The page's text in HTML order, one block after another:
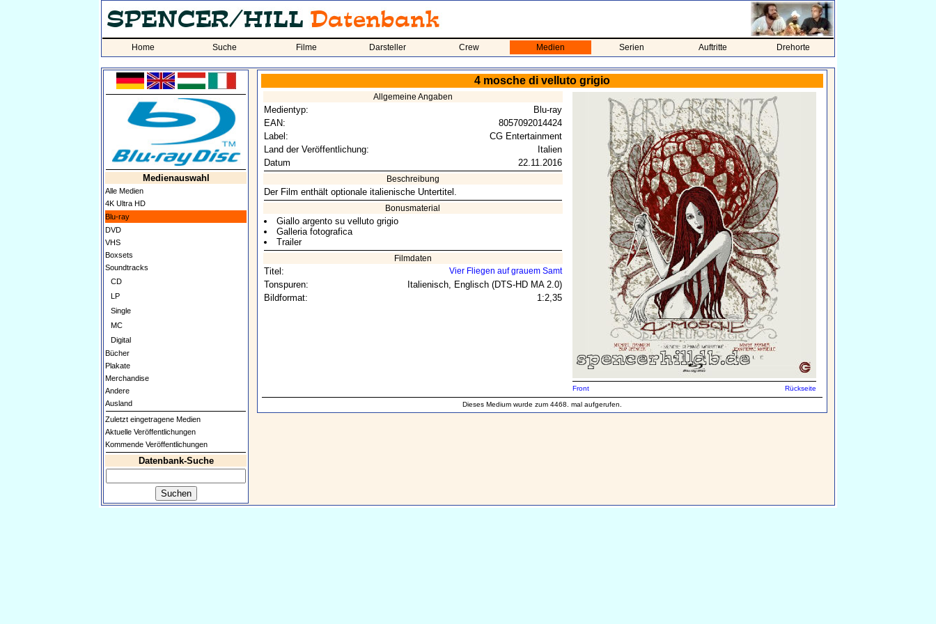
Home Suche Filme Darsteller Crew Medien Serien Auftritte Drehorte
Medienauswahl
Alle Medien
4K Ultra HD
Blu-ray
DVD
VHS
Boxsets
Soundtracks
CD
LP
Single
MC
Digital
Bücher
Plakate
Merchandise
Andere
Ausland
Zuletzt eingetragene Medien
Aktuelle Veröffentlichungen
Kommende Veröffentlichungen
Datenbank-Suche
4 mosche di velluto grigio
Allgemeine Angaben
Medientyp:
Blu-ray
EAN:
8057092014424
Label:
CG Entertainment
Land der Veröffentlichung:
Italien
Datum
22.11.2016
Beschreibung
Der Film enthält optionale italienische Untertitel.
Bonusmaterial
Giallo argento su velluto grigio
Galleria fotografica
Trailer
Filmdaten
Titel: Vier Fliegen auf grauem Samt
Tonspuren:
Italienisch, Englisch (DTS-HD MA 2.0)
Bildformat:
1:2,35
Front Rückseite
Dieses Medium wurde zum 4468. mal aufgerufen.